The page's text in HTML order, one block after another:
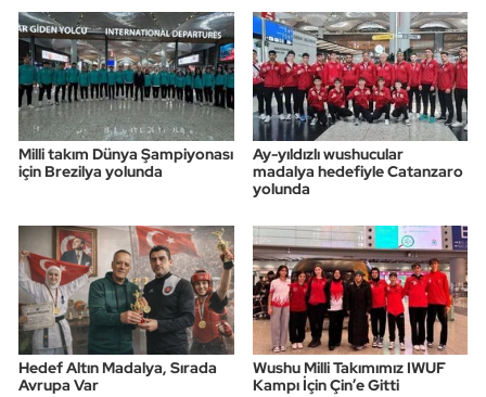
Milli takım Dünya Şampiyonası
için Brezilya yolunda
Ay-yıldızlı wushucular
madalya hedefiyle Catanzaro
yolunda
Hedef Altın Madalya, Sırada
Avrupa Var
Wushu Milli Takımımız IWUF
Kampı İçin Çin’e Gitti